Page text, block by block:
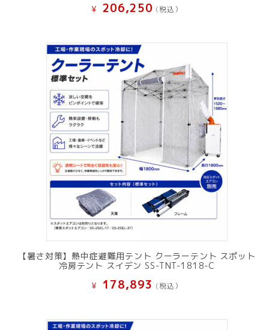
¥ 206,250 (税込）
【暑さ対策】熱中症避難用テント クーラーテント スポット
冷房テント スイデン SS-TNT-1818-C
¥ 178,893 (税込）